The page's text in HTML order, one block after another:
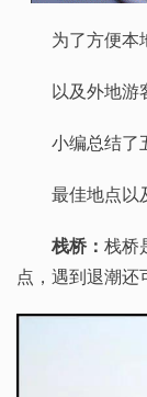
为了方便本
以及外地游
小编总结了
最佳地点以
栈桥： 栈桥
点，遇到退潮还